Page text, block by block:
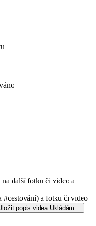
další fotku či video a
#cestování) a fotku či video
popis videa Ukládám…